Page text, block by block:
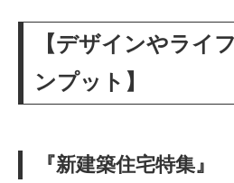
【デザインやライ
ンプット】
『新建築住宅特集』